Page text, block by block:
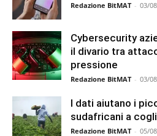
Redazione BitMAT - 03/
Cybersecurity
il divario tra
pressione
Redazione BitMAT - 03/
I dati aiutano i
sudafricani a
Redazione BitMAT - 05/